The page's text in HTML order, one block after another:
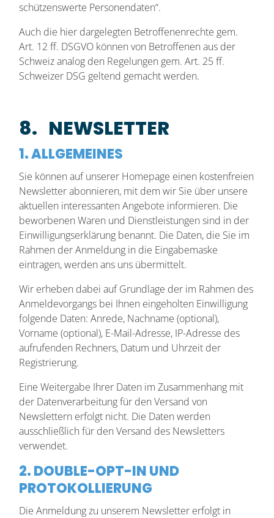
schützenswerte Personendaten“.
Auch die hier dargelegten Betroffenenrechte gem.
Art. 12 ff. DSGVO können von Betroffenen aus der
Schweiz analog den Regelungen gem. Art. 25 ff.
Schweizer DSG geltend gemacht werden.
8. NEWSLETTER
1. ALLGEMEINES
Sie können auf unserer Homepage einen kostenfreien
Newsletter abonnieren, mit dem wir Sie über unsere
aktuellen interessanten Angebote informieren. Die
beworbenen Waren und Dienstleistungen sind in der
Einwilligungserklärung benannt. Die Daten, die Sie im
Rahmen der Anmeldung in die Eingabemaske
eintragen, werden ans uns übermittelt.
Wir erheben dabei auf Grundlage der im Rahmen des
Anmeldevorgangs bei Ihnen eingeholten Einwilligung
folgende Daten: Anrede, Nachname (optional),
Vorname (optional), E-Mail-Adresse, IP-Adresse des
aufrufenden Rechners, Datum und Uhrzeit der
Registrierung.
Eine Weitergabe Ihrer Daten im Zusammenhang mit
der Datenverarbeitung für den Versand von
Newslettern erfolgt nicht. Die Daten werden
ausschließlich für den Versand des Newsletters
verwendet.
2. DOUBLE-OPT-IN UND
PROTOKOLLIERUNG
Die Anmeldung zu unserem Newsletter erfolgt in